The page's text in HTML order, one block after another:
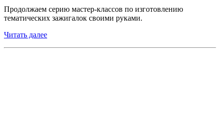
Продолжаем серию мастер-классов по изготовлению
тематических зажигалок своими руками.
Читать далее